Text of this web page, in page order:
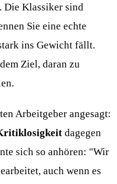
Die Klassiker sind
Sie eine echte
ins Gewicht fällt.
Ziel, daran zu
Arbeitgeber angesagt:
dagegen
sich so anhören: "Wir
auch wenn es